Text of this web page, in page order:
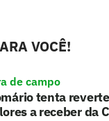
VOCÊ!
de campo
tenta
a receber da